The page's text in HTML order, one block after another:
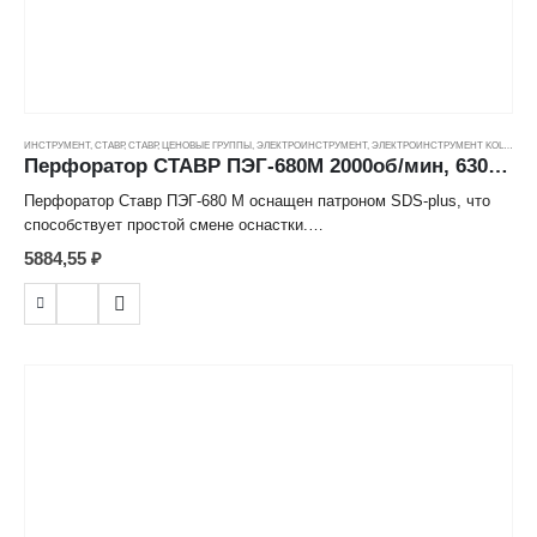
ИНСТРУМЕНТ, СТАВР, СТАВР, ЦЕНОВЫЕ ГРУППЫ ЭЛЕКТРОИНСТРУМЕНТ, ЭЛЕКТРОИНСТРУМЕНТ KOLNER
Перфоратор СТАВР ПЭГ-680М 2000об/мин, 6300уд/мин, 2,2Дж, 680Вт ( SDS-plus, кейс )
Перфоратор Ставр ПЭГ-680 М оснащен патроном SDS-plus, что
способствует простой смене оснастки.
Безопасность работ. Предохранительная муфта защищает
инструмент от повреждений, а пользователя от травм.
Неизменная скорость работы. Поворотный щеткодержатель
обеспечивает одинаковый крутящий момент при правом и левом
5884,55 ₽